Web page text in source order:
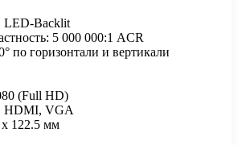
Backlit
5 000 000:1 ACR
по горизонтали и вертикали
(Full HD)
HDMI, VGA
x 122.5 мм